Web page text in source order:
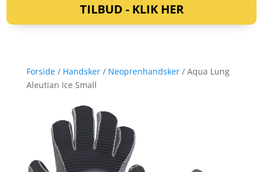
TILBUD - KLIK HER
Forside/ Handsker/ Neoprenhandsker/ Aqua Lung
Aleutian Ice Small